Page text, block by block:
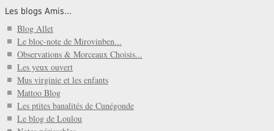
Les blogs Amis...
Blog Allet
Le bloc-note de Mirovinben...
Observations & Morceaux Choisis...
Les yeux ouvert
Mus virginie et les enfants
Mattoo Blog
Les ptites banalités de Cunégonde
Le blog de Loulou